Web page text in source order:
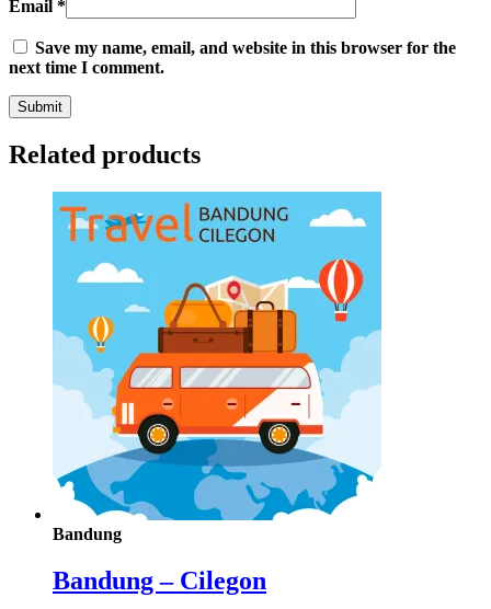
Email *
Save my name, email, and website in this browser for the
next time I comment.
Related products
Bandung
Bandung – Cilegon